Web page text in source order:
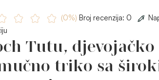
(0%) Broj recenzija: 0
Tutu, djevojačko
triko sa